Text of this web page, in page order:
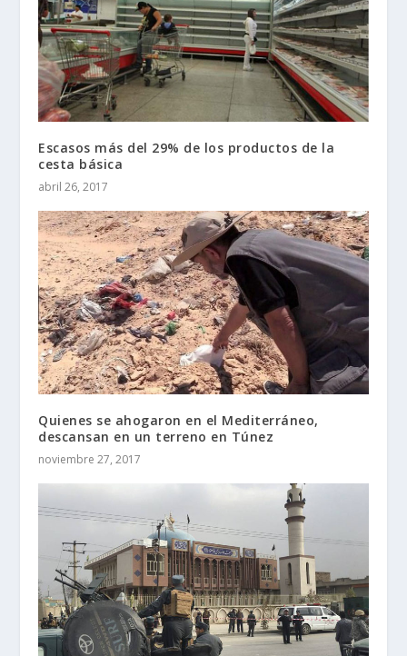
Escasos más del 29% de los productos de la
cesta básica
abril 26, 2017
Quienes se ahogaron en el Mediterráneo,
descansan en un terreno en Túnez
noviembre 27, 2017